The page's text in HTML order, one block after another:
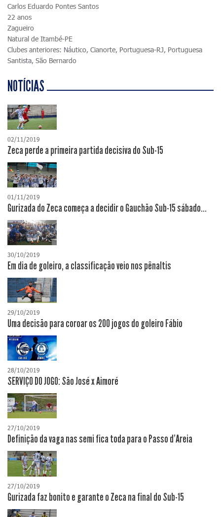
Carlos Eduardo Pontes Santos
22 anos
Zagueiro
Natural de Itambé-PE
Clubes anteriores: Náutico, Cianorte, Portuguesa-RJ, Portuguesa
Santista, São Bernardo
NOTÍCIAS
02/11/2019
Zeca perde a primeira partida decisiva do Sub-15
01/11/2019
Gurizada do Zeca começa a decidir o Gauchão Sub-15 sábado...
30/10/2019
Em dia de goleiro, a classificação veio nos pênaltis
29/10/2019
Uma decisão para coroar os 200 jogos do goleiro Fábio
28/10/2019
SERVIÇO DO JOGO: São José x Aimoré
27/10/2019
Definição da vaga nas semi fica toda para o Passo d'Areia
27/10/2019
Gurizada faz bonito e garante o Zeca na final do Sub-15